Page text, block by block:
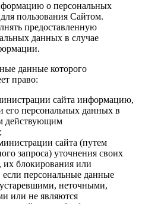
о персональных
пользования Сайтом.
предоставленную
данных в случае
данные которого
право:
сайта информацию,
его персональных данных в
действующим
сайта (путем
запроса) уточнения своих
блокирования или
персональные данные
неточными,
или не являются